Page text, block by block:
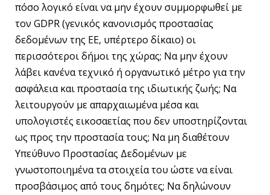
πόσο λογικό είναι να μην έχουν συμμορφωθεί με
τον GDPR (γενικός κανονισμός προστασίας
δεδομένων της ΕΕ, υπέρτερο δίκαιο) οι
περισσότεροι δήμοι της χώρας; Να μην έχουν
λάβει κανένα τεχνικό ή οργανωτικό μέτρο για την
ασφάλεια και προστασία της ιδιωτικής ζωής; Να
λειτουργούν με απαρχαιωμένα μέσα και
υπολογιστές εικοσαετίας που δεν υποστηρίζονται
ως προς την προστασία τους; Να μη διαθέτουν
Υπεύθυνο Προστασίας Δεδομένων με
γνωστοποιημένα τα στοιχεία του ώστε να είναι
προσβάσιμος από τους δημότες; Να δηλώνουν